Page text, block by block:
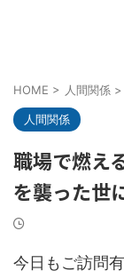
HOME > 人間関係 >
人間関係
職場で燃え
を襲った世
今日もご訪問